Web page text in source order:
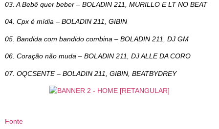
03. A Bebê quer beber – BOLADIN 211, MURILLO E LT NO BEAT
04. Cpx é mídia – BOLADIN 211, GIBIN
05. Bandida com bandido combina – BOLADIN 211, DJ GM
06. Coração não muda – BOLADIN 211, DJ ALLE DA CORO
07. OQCSENTE – BOLADIN 211, GIBIN, BEATBYDREY
Fonte